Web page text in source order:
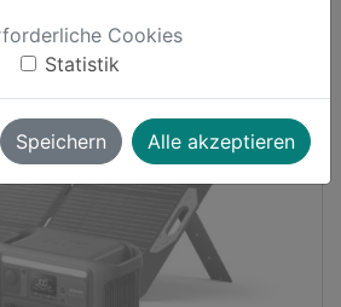
Cookies
Statistik
Speichern Alle akzeptieren